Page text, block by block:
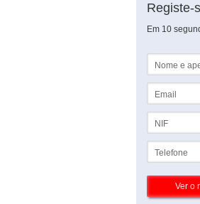
Registe-
Em 10